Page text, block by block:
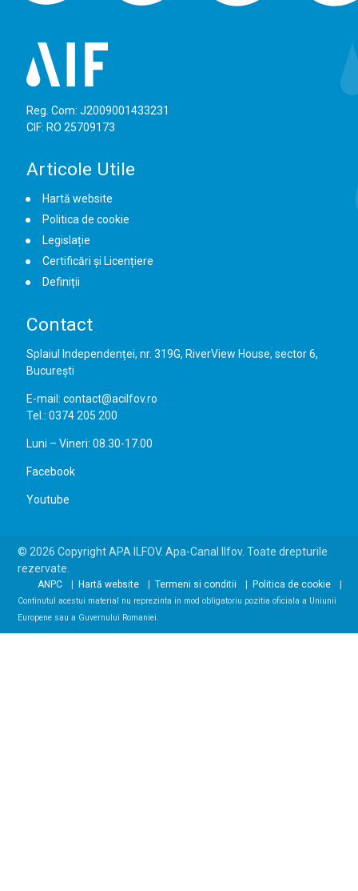
Reg. Com: J2009001433231
CIF: RO 25709173
Articole Utile
Hartă website
Politica de cookie
Legislație
Certificări și Licențiere
Definiții
Contact
Splaiul Independenței, nr. 319G, RiverView House, sector 6,
București
E-mail: contact@acilfov.ro
Tel.: 0374 205 200
Luni – Vineri: 08.30-17.00
Facebook
Youtube
© 2026 Copyright APA ILFOV. Apa-Canal Ilfov. Toate drepturile
rezervate.
ANPC Hartă website Termeni si conditii Politica de cookie
Continutul acestui material nu reprezinta in mod obligatoriu pozitia oficiala a Uniunii
Europene sau a Guvernului Romaniei.